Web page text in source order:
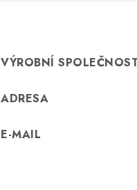
VÝROBNÍ
ADRESA
E-MAIL